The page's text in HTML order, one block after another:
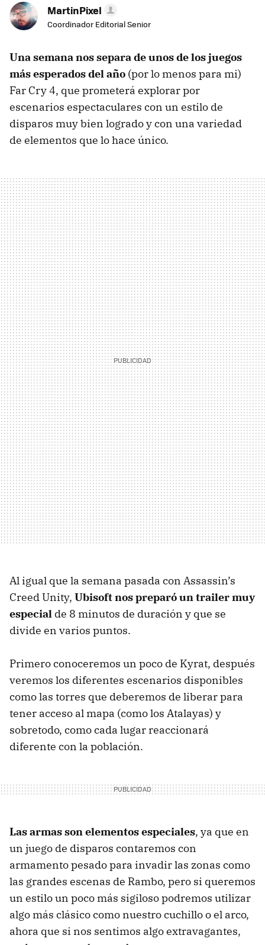
MartinPixel
Coordinador Editorial Senior
Una semana nos separa de unos de los juegos
más esperados del año (por lo menos para mi)
Far Cry 4, que prometerá explorar por
escenarios espectaculares con un estilo de
disparos muy bien logrado y con una variedad
de elementos que lo hace único.
Al igual que la semana pasada con Assassin’s
Creed Unity, Ubisoft nos preparó un trailer muy
especial de 8 minutos de duración y que se
divide en varios puntos.
Primero conoceremos un poco de Kyrat, después
veremos los diferentes escenarios disponibles
como las torres que deberemos de liberar para
tener acceso al mapa (como los Atalayas) y
sobretodo, como cada lugar reaccionará
diferente con la población.
Las armas son elementos especiales, ya que en
un juego de disparos contaremos con
armamento pesado para invadir las zonas como
las grandes escenas de Rambo, pero si queremos
un estilo un poco más sigiloso podremos utilizar
algo más clásico como nuestro cuchillo o el arco,
ahora que si nos sentimos algo extravagantes,